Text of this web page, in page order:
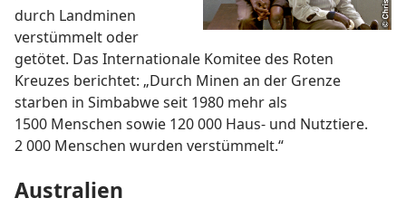
durch Landminen
verstümmelt oder
getötet. Das Internationale Komitee des Roten
Kreuzes berichtet: „Durch Minen an der Grenze
starben in Simbabwe seit 1980 mehr als
1500 Menschen sowie 120 000 Haus- und Nutztiere.
2 000 Menschen wurden verstümmelt.“
Australien